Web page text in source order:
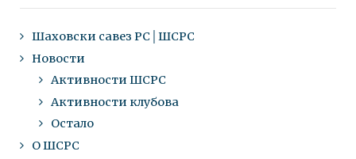
Шаховски савез РС│ШСРС
Новости
Активности ШСРС
Активности клубова
Остало
О ШСРС